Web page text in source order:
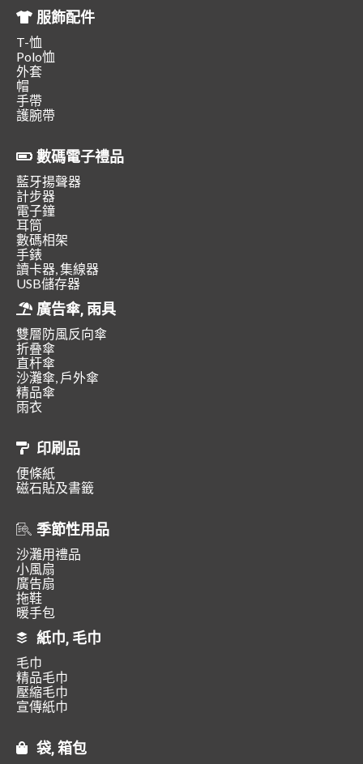
服飾配件
T-恤
Polo恤
外套
帽
手帶
護腕帶
數碼電子禮品
藍牙揚聲器
計步器
電子鐘
耳筒
數碼相架
手錶
讀卡器, 集線器
USB儲存器
廣告傘, 雨具
雙層防風反向傘
折叠傘
直杆傘
沙灘傘, 戶外傘
精品傘
雨衣
印刷品
便條紙
磁石貼及書籤
季節性用品
沙灘用禮品
小風扇
廣告扇
拖鞋
暖手包
紙巾, 毛巾
毛巾
精品毛巾
壓縮毛巾
宣傳紙巾
袋, 箱包